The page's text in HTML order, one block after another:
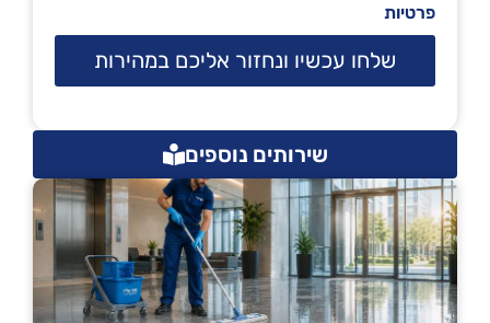
פרטיות
שלחו עכשיו ונחזור אליכם במהירות
שירותים נוספים